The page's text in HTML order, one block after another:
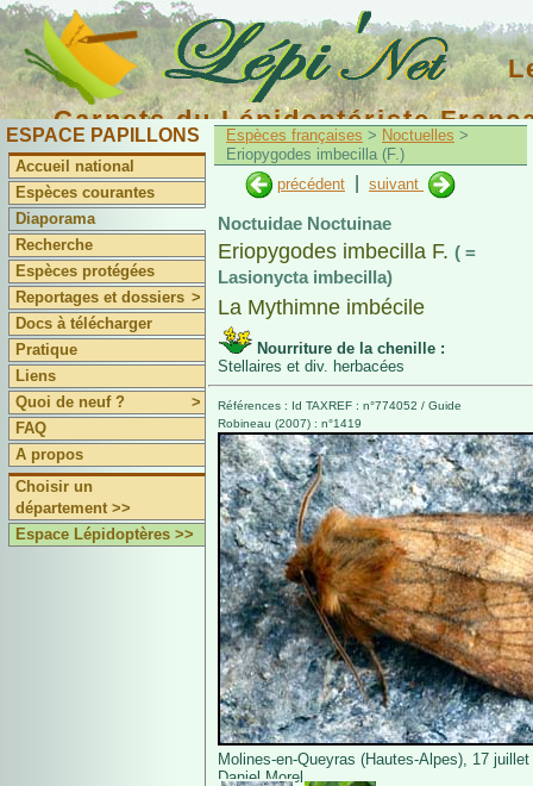
Carnets du Lépidoptériste
ESPACE PAPILLONS
Accueil national
Espèces courantes
Diaporama
Recherche
Espèces protégées
Reportages et dossiers >
Docs à télécharger
Pratique
Liens
Quoi de neuf ?
>
FAQ
A propos
Choisir un
département >>
Espace Lépidoptères >>
Espèces françaises > Noctuelles >
Eriopygodes imbecilla (F.)
précédent
suivant
Noctuidae Noctuinae
Eriopygodes imbecilla F. ( =
Lasionycta imbecilla)
La Mythimne imbécile
Nourriture de la chenille :
Stellaires et div. herbacées
Références : Id TAXREF : n°774052 / Guide
Robineau (2007) : n°1419
Molines-en-Queyras (Hautes-Alpes), 17
Daniel Morel.